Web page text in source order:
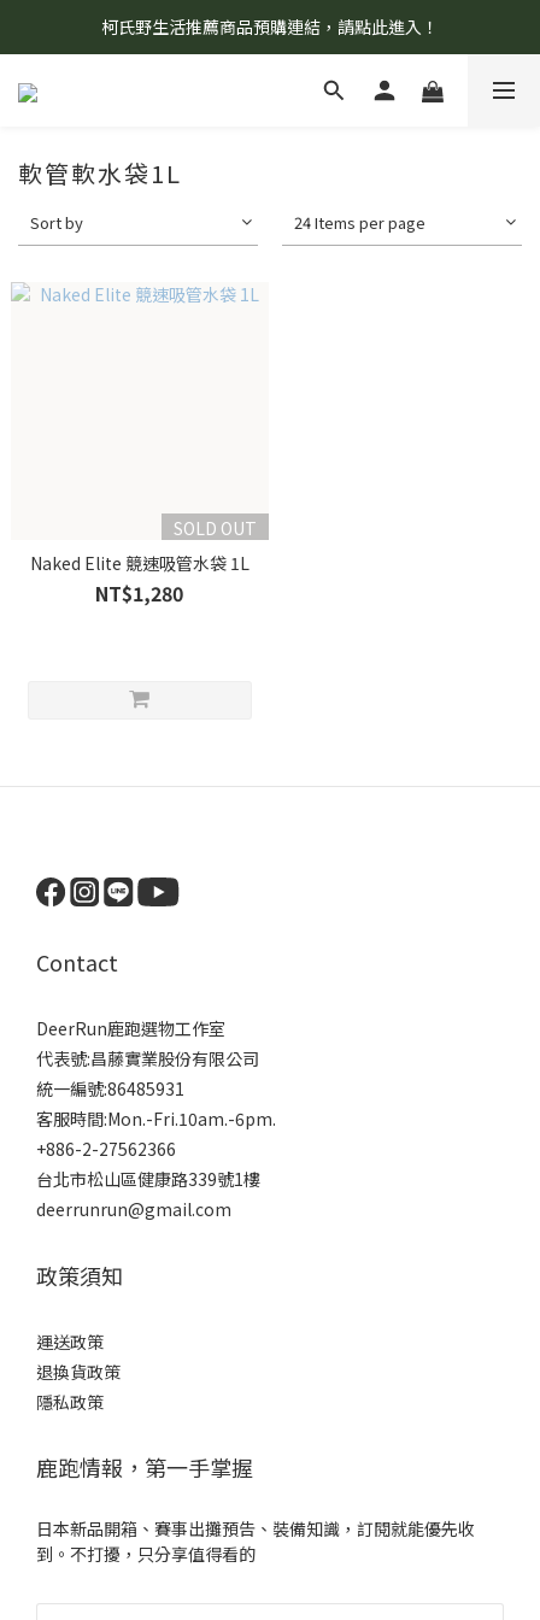
8/7 當天暫停開放工作室。請見諒！
柯氏野生活推薦商品預購連結，請點此進入！
8/7 當天暫停開放工作室。請見諒！
軟管軟水袋1L
Sort by 24 Items per page
SOLD OUT
Naked Elite 競速吸管水袋 1L
NT$1,280
Contact
DeerRun鹿跑選物工作室
代表號:昌藤實業股份有限公司
統一編號:86485931
客服時間:Mon.-Fri.10am.-6pm.
+886-2-27562366
台北市松山區健康路339號1樓
deerrunrun@gmail.com
政策須知
運送政策
退換貨政策
隱私政策
鹿跑情報，第一手掌握
日本新品開箱、賽事出攤預告、裝備知識，訂閱就能優先收
到。不打擾，只分享值得看的